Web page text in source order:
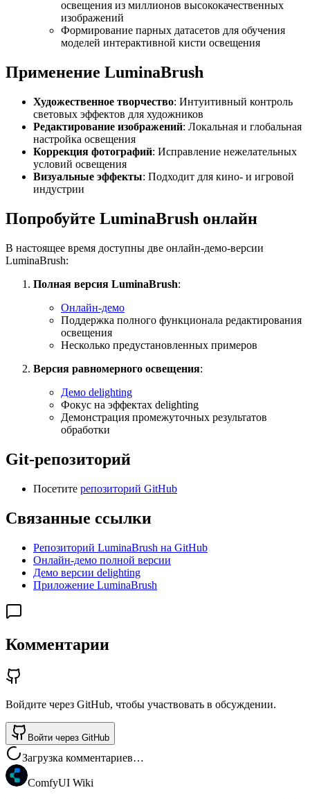
освещения из миллионов высококачественных
изображений
Формирование парных датасетов для обучения
моделей интерактивной кисти освещения
Применение LuminaBrush
Художественное творчество: Интуитивный контроль
световых эффектов для художников
Редактирование изображений: Локальная и глобальная
настройка освещения
Коррекция фотографий: Исправление нежелательных
условий освещения
Визуальные эффекты: Подходит для кино- и игровой
индустрии
Попробуйте LuminaBrush онлайн
В настоящее время доступны две онлайн-демо-версии
LuminaBrush:
Полная версия LuminaBrush:
Онлайн-демо
Поддержка полного функционала редактирования
освещения
Несколько предустановленных примеров
Версия равномерного освещения:
Демо delighting
Фокус на эффектах delighting
Демонстрация промежуточных результатов
обработки
Git-репозиторий
Посетите репозиторий GitHub
Связанные ссылки
Репозиторий LuminaBrush на GitHub
Онлайн-демо полной версии
Демо версии delighting
Приложение LuminaBrush
Комментарии
Войдите через GitHub, чтобы участвовать в обсуждении.
Войти через GitHub
Загрузка комментариев…
ComfyUI Wiki